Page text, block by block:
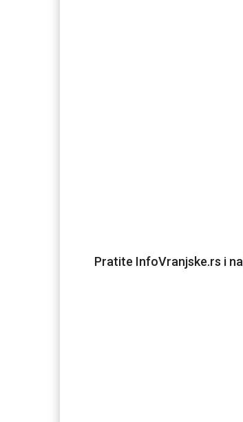
Pratite InfoVranjske.rs i na